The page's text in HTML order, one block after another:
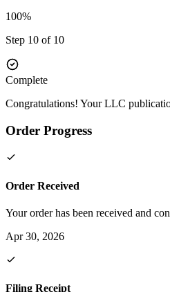
100%
Step 10 of 10
Complete
Congratulations! Your LLC
Order Progress
Order Received
Your order has been received and
Apr 30, 2026
Filing Receipt